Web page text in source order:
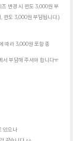
즈 변경 시 편도 3,000원 부
편도 3,000원 부담됩니다.)
따라 3,000원 포함 총
서 부담해 주셔야 합니다ㅠ
있으나